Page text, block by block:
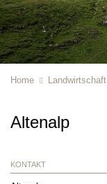
Home Landwirtschaft
Altenalp
KONTAKT